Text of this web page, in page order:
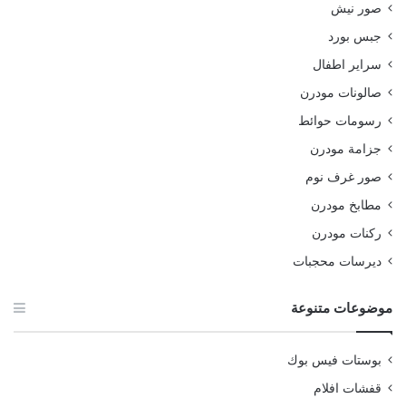
صور نيش
جبس بورد
سراير اطفال
صالونات مودرن
رسومات حوائط
جزامة مودرن
صور غرف نوم
مطابخ مودرن
ركنات مودرن
ديرسات محجبات
موضوعات متنوعة
بوستات فيس بوك
قفشات افلام